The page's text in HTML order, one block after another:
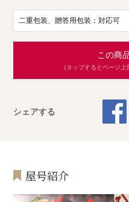
二重包装、贈答用包装：対応可
この商
(タップするとページ上
シェアする
屋号紹介